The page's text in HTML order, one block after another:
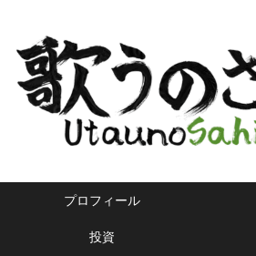
プロフィール
投資